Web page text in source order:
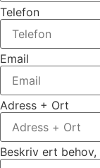
Telefon
Email
Adress + Ort
Beskriv ert